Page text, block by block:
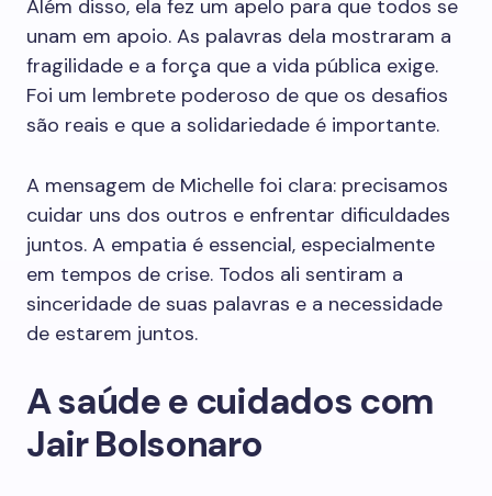
Além disso, ela fez um apelo para que todos se
unam em apoio. As palavras dela mostraram a
fragilidade e a força que a vida pública exige.
Foi um lembrete poderoso de que os desafios
são reais e que a solidariedade é importante.
A mensagem de Michelle foi clara: precisamos
cuidar uns dos outros e enfrentar dificuldades
juntos. A empatia é essencial, especialmente
em tempos de crise. Todos ali sentiram a
sinceridade de suas palavras e a necessidade
de estarem juntos.
A saúde e cuidados com
Jair Bolsonaro